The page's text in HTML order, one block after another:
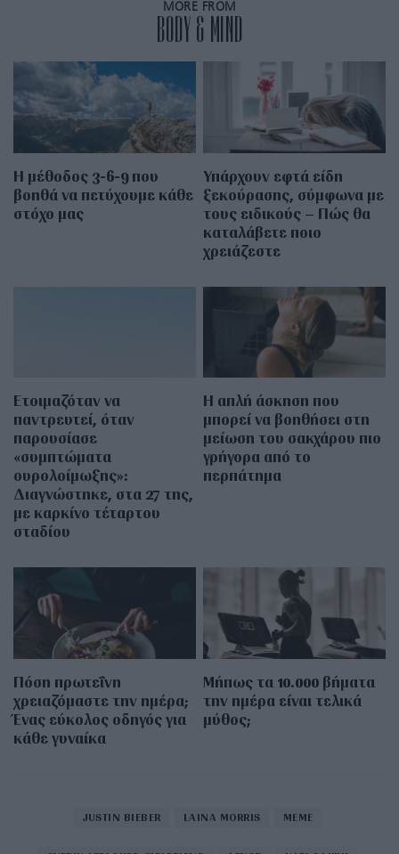
MORE FROM
BODY & MIND
Η μέθοδος 3-6-9 που
βοηθά να πετύχουμε κάθε
στόχο μας
Υπάρχουν εφτά είδη
ξεκούρασης, σύμφωνα με
τους ειδικούς – Πώς θα
καταλάβετε ποιο
χρειάζεστε
Ετοιμαζόταν να
παντρευτεί, όταν
παρουσίασε
«συμπτώματα
ουρολοίμωξης»:
Διαγνώστηκε, στα 27 της,
με καρκίνο τέταρτου
σταδίου
Η απλή άσκηση που
μπορεί να βοηθήσει στη
μείωση του σακχάρου πιο
γρήγορα από το
περπάτημα
Πόση πρωτεΐνη
χρειαζόμαστε την ημέρα;
Ένας εύκολος οδηγός για
κάθε γυναίκα
Μήπως τα 10.000 βήματα
την ημέρα είναι τελικά
μύθος;
JUSTIN BIEBER LAINA MORRIS MEME